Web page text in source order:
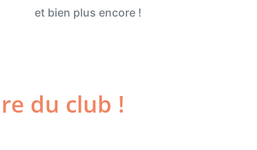
et bien plus encore !
du club !